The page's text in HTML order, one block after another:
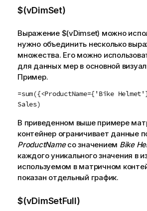
$(vDimSet)
Выражение $(vDimset) можно
нужно объединить несколько
множества. Его можно
для данных мер в основной
Пример.
=sum({<ProductName={'Bike
Sales)
В приведенном выше примере
контейнер ограничивает данные
ProductNameсо значением Bike
каждого уникального значения в
используемом в матричном
показан отдельный график.
$(vDimSetFull)